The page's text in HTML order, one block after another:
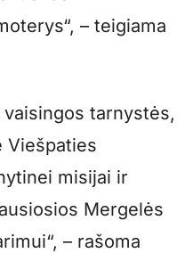
– teigiama
vaisingos tarnystės,
Viešpaties
misijai ir
Mergelės
– rašoma